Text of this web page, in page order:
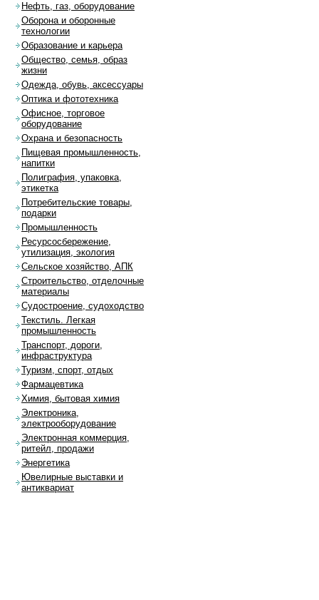
Нефть, газ, оборудование
Оборона и оборонные
технологии
Образование и карьера
Общество, семья, образ
жизни
Одежда, обувь, аксессуары
Оптика и фототехника
Офисное, торговое
оборудование
Охрана и безопасность
Пищевая промышленность,
напитки
Полиграфия, упаковка,
этикетка
Потребительские товары,
подарки
Промышленность
Ресурсосбережение,
утилизация, экология
Сельское хозяйство, АПК
Строительство, отделочные
материалы
Судостроение, судоходство
Текстиль. Легкая
промышленность
Транспорт, дороги,
инфраструктура
Туризм, спорт, отдых
Фармацевтика
Химия, бытовая химия
Электроника,
электрооборудование
Электронная коммерция,
ритейл, продажи
Энергетика
Ювелирные выставки и
антиквариат